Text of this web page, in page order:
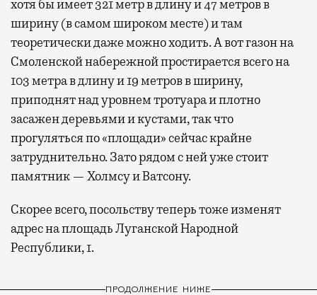
хотя бы имеет 321 метр в длину и 47 метров в
ширину (в самом широком месте) и там
теоретически даже можно ходить. А вот газон на
Смоленской набережной простирается всего на
103 метра в длину и 19 метров в ширину,
приподнят над уровнем тротуара и плотно
засажен деревьями и кустами, так что
прогуляться по «площади» сейчас крайне
затруднительно. Зато рядом с ней уже стоит
памятник — Холмсу и Ватсону.
Скорее всего, посольству теперь тоже изменят
адрес на площадь Луганской Народной
Республики, 1.
ПРОДОЛЖЕНИЕ НИЖЕ